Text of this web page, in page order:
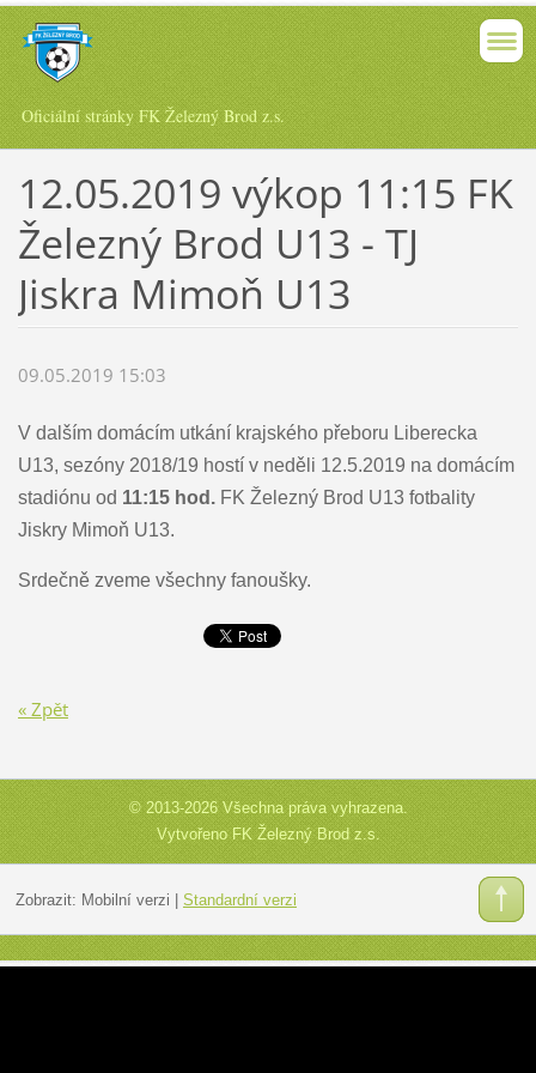
Oficiální stránky FK Železný Brod z.s.
12.05.2019 výkop 11:15 FK
Železný Brod U13 - TJ
Jiskra Mimoň U13
09.05.2019 15:03
V dalším domácím utkání krajského přeboru Liberecka
U13, sezóny 2018/19 hostí v neděli 12.5.2019 na domácím
stadiónu od 11:15 hod.FK Železný Brod U13 fotbality
Jiskry Mimoň U13.
Srdečně zveme všechny fanoušky.
« Zpět
© 2013-2026 Všechna práva vyhrazena.
Vytvořeno FK Železný Brod z.s.
Zobrazit: Mobilní verzi Standardní verzi